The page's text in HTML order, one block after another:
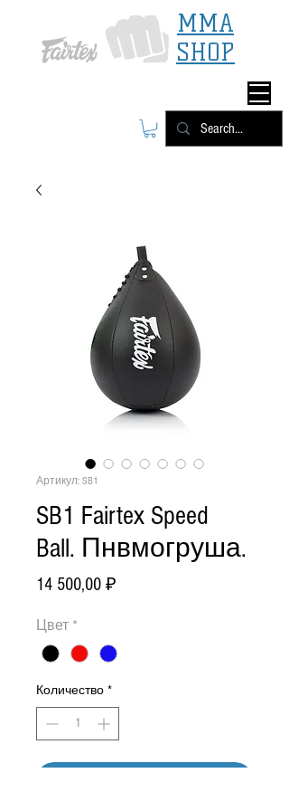
MMA
SHOP
Артикул: SB1
SB1 Fairtex Speed
Ball. Пнвмогруша.
14 500,00 ₽
Цвет *
Количество *